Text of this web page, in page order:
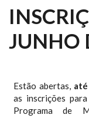
JUNHO
Estão abertas,
as inscrições
Programa de